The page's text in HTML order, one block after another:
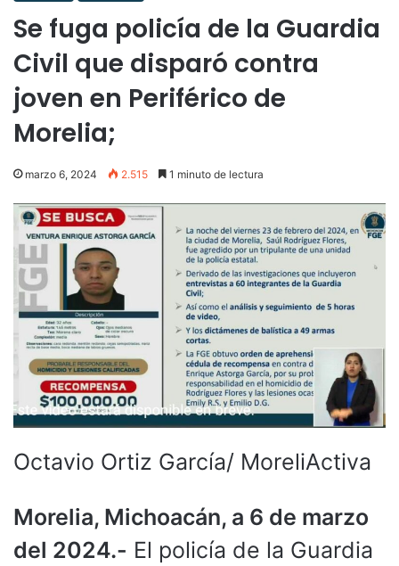
Se fuga policía de la Guardia
Civil que disparó contra
joven en Periférico de
Morelia;
marzo 6, 2024 2.515 1 minuto de lectura
Octavio Ortiz García/ MoreliActiva
Morelia, Michoacán, a 6 de marzo
del 2024.- El policía de la Guardia